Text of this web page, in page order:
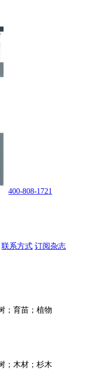
400-808-1721
联系方式 订阅杂志
；育苗；植物
；木材；杉木